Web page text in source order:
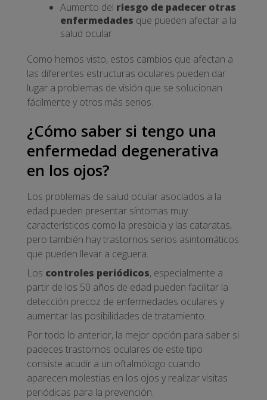
Aumento del riesgo de padecer otras
enfermedades que pueden afectar a la
salud ocular.
Como hemos visto, estos cambios que afectan a
las diferentes estructuras oculares pueden dar
lugar a problemas de visión que se solucionan
fácilmente y otros más serios.
¿Cómo saber si tengo una
enfermedad degenerativa
en los ojos?
Los problemas de salud ocular asociados a la
edad pueden presentar síntomas muy
característicos como la presbicia y las cataratas,
pero también hay trastornos serios asintomáticos
que pueden llevar a ceguera.
Los controles periódicos, especialmente a
partir de los 50 años de edad pueden facilitar la
detección precoz de enfermedades oculares y
aumentar las posibilidades de tratamiento.
Por todo lo anterior, la mejor opción para saber si
padeces trastornos oculares de este tipo
consiste acudir a un oftalmólogo cuando
aparecen molestias en los ojos y realizar visitas
periódicas para la prevención.